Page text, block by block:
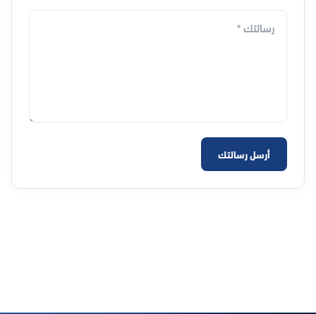
أرسل رسالتك